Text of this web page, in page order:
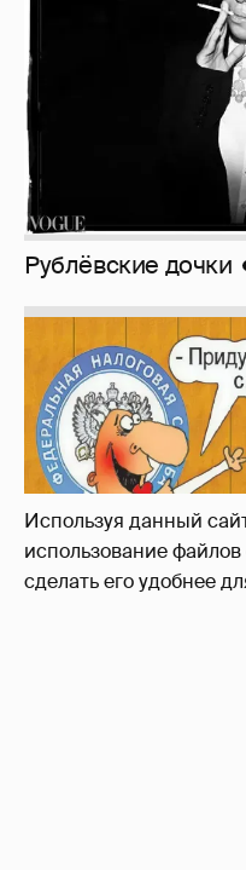
Используя данный
использование
сделать его удобнее
Зачем нам вообще
как работают
заикаемся о